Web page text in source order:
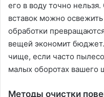
его в воду точно
вставок можно
обработки
вещей экономит бюджет.
чище, если часто
малых оборотах вашего
Методы очистки